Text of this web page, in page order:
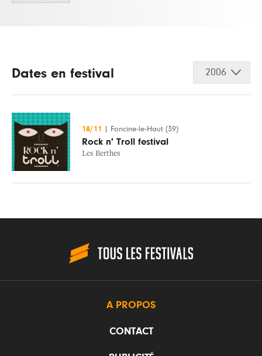
Dates en festival 2006
18/11 Foncine-le-Haut (39)
Rock n' Troll festival
Les Berthes
A PROPOS
CONTACT